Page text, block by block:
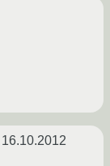
16.10.2012